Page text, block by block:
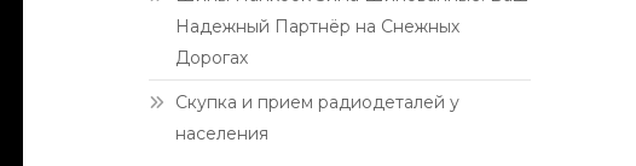
Надежный Партнёр на Снежных
Дорогах
Скупка и прием радиодеталей у
населения